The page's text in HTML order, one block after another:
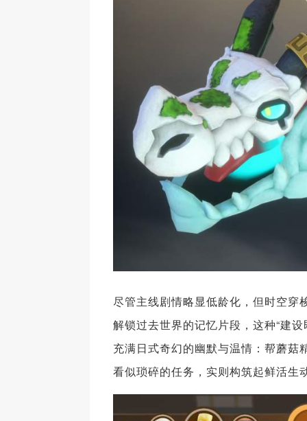
尽管主线剧情略显低龄化，但时空穿
解锁过去世界的记忆片段，这种“建
充满日式奇幻的幽默与温情：帮蘑
看似琐碎的任务，实则构筑起鲜活生